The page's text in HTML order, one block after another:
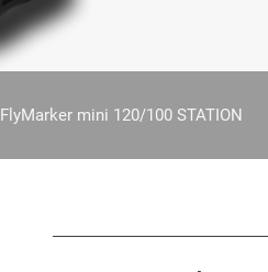
FlyMarker mini 120/100 STATION